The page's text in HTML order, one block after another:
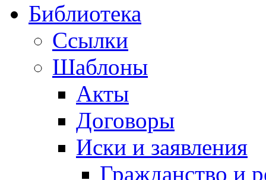
Библиотека
Ссылки
Шаблоны
Акты
Договоры
Иски и заявления
Гражданство и